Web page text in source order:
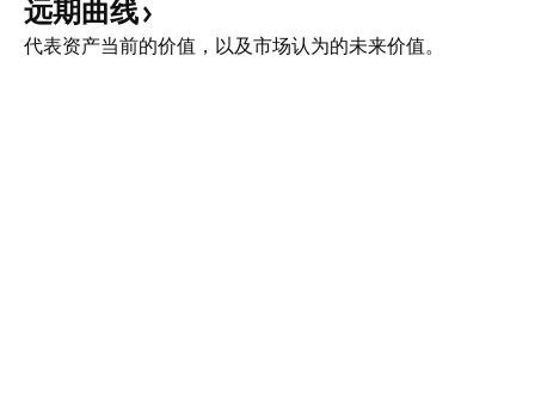
远期曲线
代表资产当前的价值，以及市场认为的未来价值。